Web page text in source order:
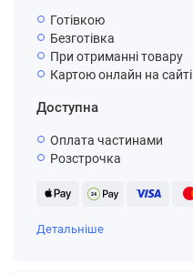
Готівкою
Безготівка
При отриманні товару
Картою онлайн на сайті
Доступна
Оплата частинами
Розстрочка
Детальніше